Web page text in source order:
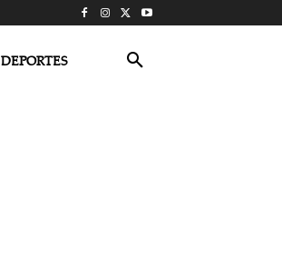
DEPORTES